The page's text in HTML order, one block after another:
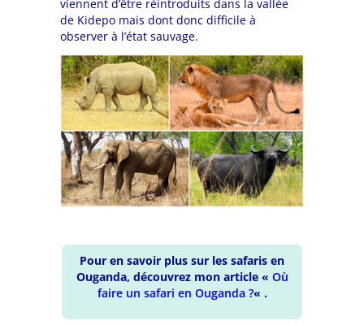
viennent d’être réintroduits dans la vallée
de Kidepo mais dont donc difficile à
observer à l’état sauvage.
Pour en savoir plus sur les safaris en
Ouganda, découvrez mon article « Où
faire un safari en Ouganda ?« .